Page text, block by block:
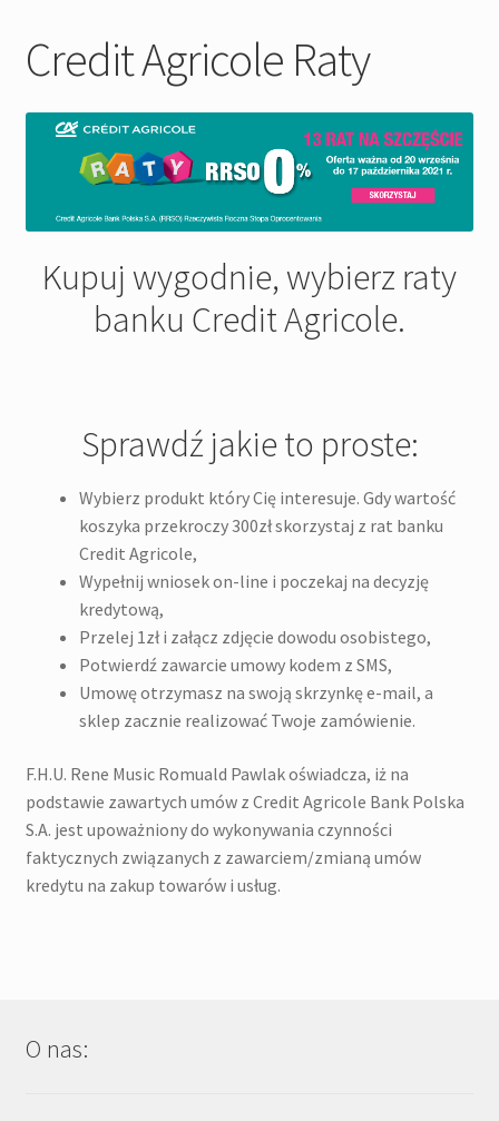
Kontakt
Credit Agricole Raty
Kupuj wygodnie, wybierz raty
banku Credit Agricole.
Sprawdź jakie to proste:
Wybierz produkt który Cię interesuje. Gdy wartość
koszyka przekroczy 300zł skorzystaj z rat banku
Credit Agricole,
Wypełnij wniosek on-line i poczekaj na decyzję
kredytową,
Przelej 1zł i załącz zdjęcie dowodu osobistego,
Potwierdź zawarcie umowy kodem z SMS,
Umowę otrzymasz na swoją skrzynkę e-mail, a
sklep zacznie realizować Twoje zamówienie.
F.H.U. Rene Music Romuald Pawlak oświadcza, iż na
podstawie zawartych umów z Credit Agricole Bank Polska
S.A. jest upoważniony do wykonywania czynności
faktycznych związanych z zawarciem/zmianą umów
kredytu na zakup towarów i usług.
O nas: